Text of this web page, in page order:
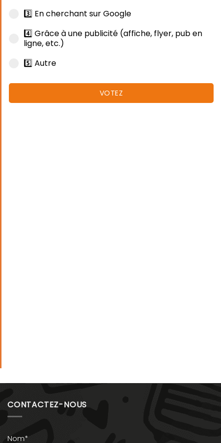
3️⃣ En cherchant sur Google
4️⃣ Grâce à une publicité (affiche, flyer, pub en
ligne, etc.)
5️⃣ Autre
VOTEZ
CONTACTEZ-NOUS
Nom*